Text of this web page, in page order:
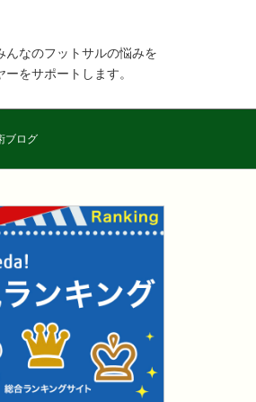
なのフットサルの悩みを
をサポートします。
ブログ